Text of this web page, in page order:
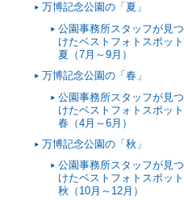
万博記念公園の「夏」
公園事務所スタッフが見つ
けたベストフォトスポット
夏（7月～9月）
万博記念公園の「春」
公園事務所スタッフが見つ
けたベストフォトスポット
春（4月～6月）
万博記念公園の「秋」
公園事務所スタッフが見つ
けたベストフォトスポット
秋（10月～12月）